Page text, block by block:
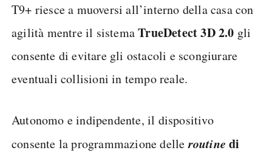
T9+ riesce a muoversi all’interno della casa con
agilità mentre il sistemaTrueDetect 3D 2.0 gli
consente di evitare gli ostacoli e scongiurare
eventuali collisioni in tempo reale.
Autonomo e indipendente, il dispositivo
consente la programmazione delleroutine di